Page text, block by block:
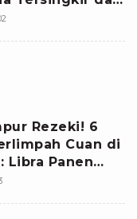
Kehilangan
Rezeki! 6
Cuan di
Libra Panen